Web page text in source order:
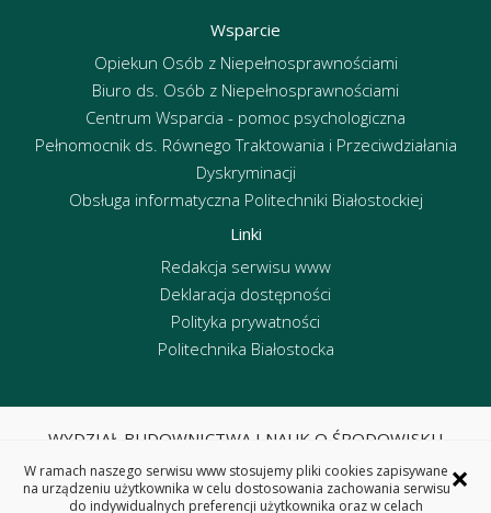
Wsparcie
Opiekun Osób z Niepełnosprawnościami
Biuro ds. Osób z Niepełnosprawnościami
Centrum Wsparcia - pomoc psychologiczna
Pełnomocnik ds. Równego Traktowania i Przeciwdziałania
Dyskryminacji
Obsługa informatyczna Politechniki Białostockiej
Linki
Redakcja serwisu www
Deklaracja dostępności
Polityka prywatności
Politechnika Białostocka
WYDZIAŁ BUDOWNICTWA I NAUK O ŚRODOWISKU
ul. Wiejska 45E, 15-351 Białystok
×
W ramach naszego serwisu www stosujemy pliki cookies zapisywane
na urządzeniu użytkownika w celu dostosowania zachowania serwisu
do indywidualnych preferencji użytkownika oraz w celach